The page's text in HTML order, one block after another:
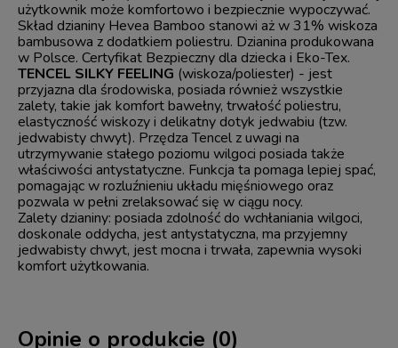
użytkownik może komfortowo i bezpiecznie wypoczywać.
Skład dzianiny Hevea Bamboo stanowi aż w 31% wiskoza
bambusowa z dodatkiem poliestru. Dzianina produkowana
w Polsce. Certyfikat Bezpieczny dla dziecka i Eko-Tex.
TENCEL SILKY FEELING (wiskoza/poliester) - jest
przyjazna dla środowiska, posiada również wszystkie
zalety, takie jak komfort bawełny, trwałość poliestru,
elastyczność wiskozy i delikatny dotyk jedwabiu (tzw.
jedwabisty chwyt). Przędza Tencel z uwagi na
utrzymywanie stałego poziomu wilgoci posiada także
właściwości antystatyczne. Funkcja ta pomaga lepiej spać,
pomagając w rozluźnieniu układu mięśniowego oraz
pozwala w pełni zrelaksować się w ciągu nocy.
Zalety dzianiny: posiada zdolność do wchłaniania wilgoci,
doskonale oddycha, jest antystatyczna, ma przyjemny
jedwabisty chwyt, jest mocna i trwała, zapewnia wysoki
komfort użytkowania.
Opinie o produkcie (0)